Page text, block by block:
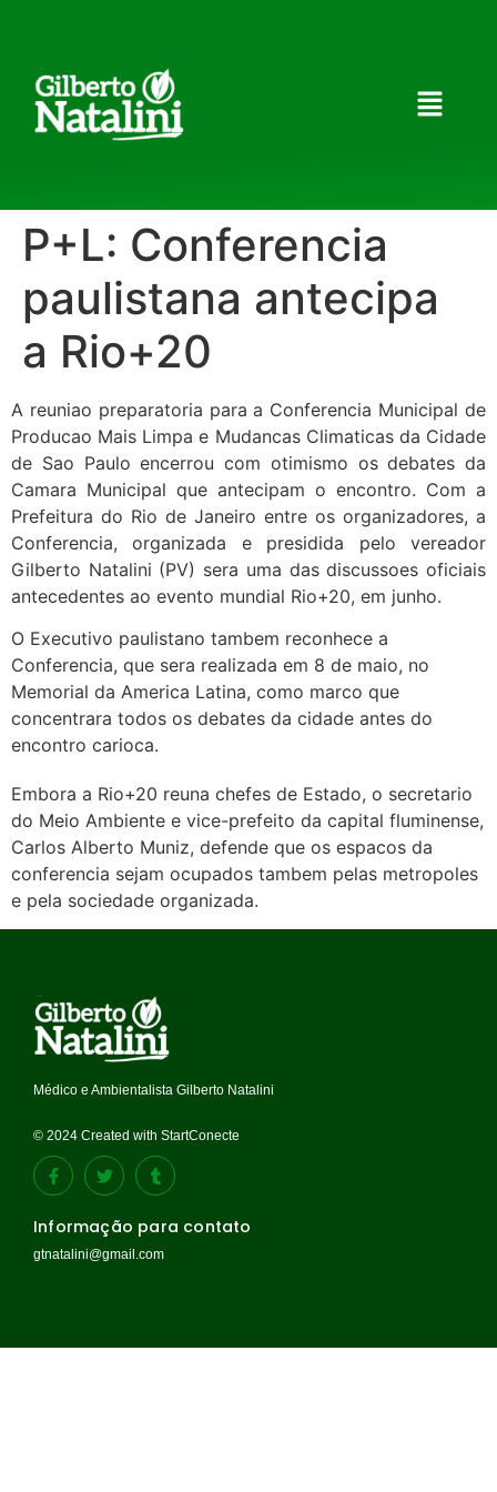
P+L: Conferencia
paulistana antecipa
a Rio+20
A reuniao preparatoria para a Conferencia Municipal de
Producao Mais Limpa e Mudancas Climaticas da Cidade
de Sao Paulo encerrou com otimismo os debates da
Camara Municipal que antecipam o encontro. Com a
Prefeitura do Rio de Janeiro entre os organizadores, a
Conferencia, organizada e presidida pelo vereador
Gilberto Natalini (PV) sera uma das discussoes oficiais
antecedentes ao evento mundial Rio+20, em junho.
O Executivo paulistano tambem reconhece a
Conferencia, que sera realizada em 8 de maio, no
Memorial da America Latina, como marco que
concentrara todos os debates da cidade antes do
encontro carioca.
Embora a Rio+20 reuna chefes de Estado, o secretario
do Meio Ambiente e vice-prefeito da capital fluminense,
Carlos Alberto Muniz, defende que os espacos da
conferencia sejam ocupados tambem pelas metropoles
e pela sociedade organizada.
Médico e Ambientalista Gilberto Natalini
© 2024 Created with StartConecte
Informação para contato
gtnatalini@gmail.com